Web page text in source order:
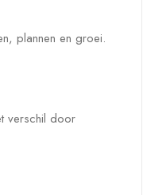
plannen en groei.
verschil door